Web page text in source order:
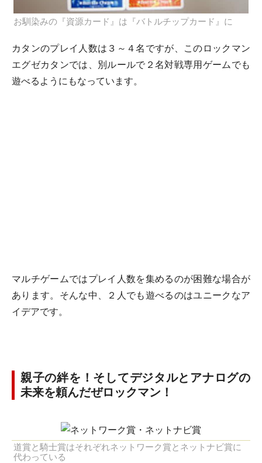
お馴染みの『資源カード』は『バトルチップカード』に
カタンのプレイ人数は３～４名ですが、このロックマン
エグゼカタンでは、別ルールで２名対戦専用ゲームでも
遊べるようにもなっています。
マルチゲームではプレイ人数を集めるのが困難な場合が
あります。そんな中、２人でも遊べるのはユニークなア
イデアです。
親子の絆を！そしてデジタルとアナログの
未来を頼んだぜロックマン！
道賞と騎士賞はそれぞれネットワーク賞とネットナビ賞に
代わっている